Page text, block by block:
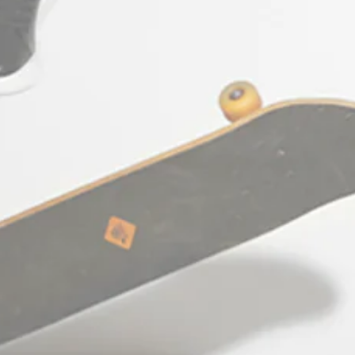
STΞFAN The Concept Store & E-shop
Theodoras 10, 54623
Working hours: Monday - Friday:
10:00am - 09:00pm
Saturday: 10:00am - 06:00pm
PinterestΊνσταγκραμ
Τικ
YouTube